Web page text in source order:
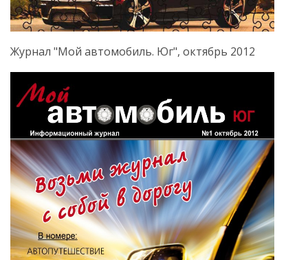
Журнал "Мой автомобиль. Юг", октябрь 2012